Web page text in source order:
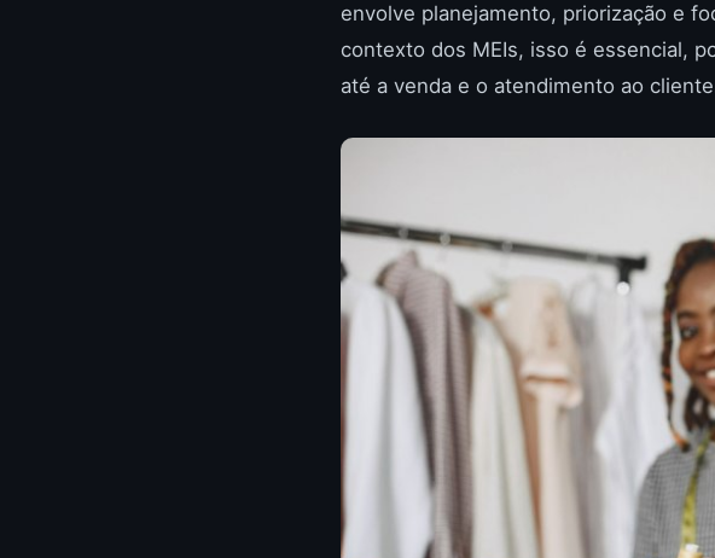
envolve planejamento, priorização e
contexto dos MEIs, isso é essencial,
até a venda e o atendimento ao